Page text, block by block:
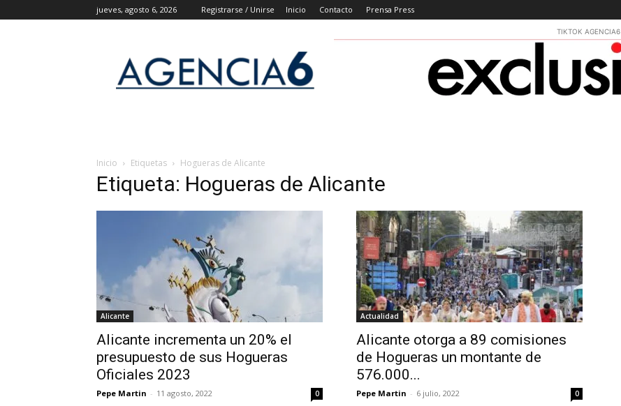
jueves, agosto 6, 2026 Registrarse / Unirse Inicio Contacto Prensa Press
6
Noticias
TIKTOK AGENCIA6
Inicio Etiquetas Hogueras de Alicante
Etiqueta: Hogueras de Alicante
Alicante
Alicante incrementa un 20% el
presupuesto de sus Hogueras
Oficiales 2023
Pepe Martin - 11 agosto, 2022 0
Actualidad
Alicante otorga a 89 comisiones
de Hogueras un montante de
576.000...
Pepe Martin - 6 julio, 2022 0